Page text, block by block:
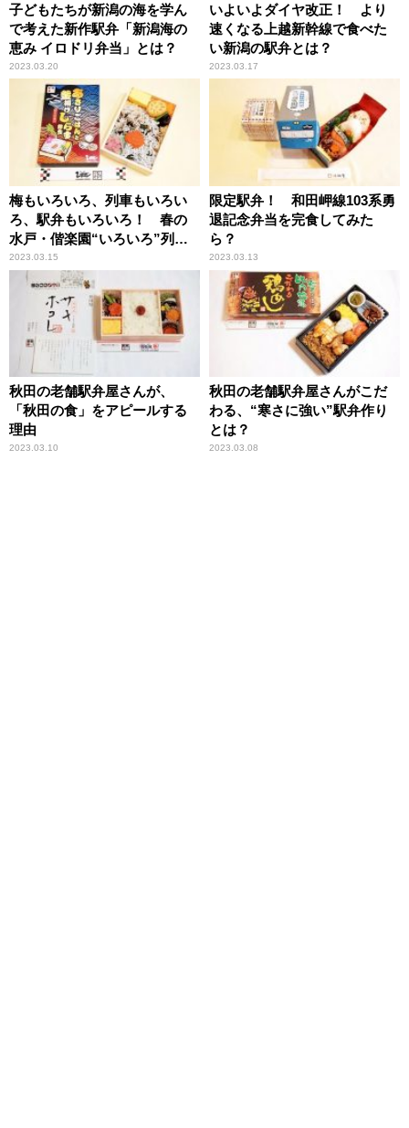
子どもたちが新潟の海を学ん
で考えた新作駅弁「新潟海の
恵み イロドリ弁当」とは？
2023.03.20
いよいよダイヤ改正！ より
速くなる上越新幹線で食べた
い新潟の駅弁とは？
2023.03.17
梅もいろいろ、列車もいろい
ろ、駅弁もいろいろ！ 春の
水戸・偕楽園“いろいろ”列車
旅
2023.03.15
限定駅弁！ 和田岬線103系勇
退記念弁当を完食してみた
ら？
2023.03.13
秋田の老舗駅弁屋さんが、
「秋田の食」をアピールする
理由
2023.03.10
秋田の老舗駅弁屋さんがこだ
わる、“寒さに強い”駅弁作り
とは？
2023.03.08